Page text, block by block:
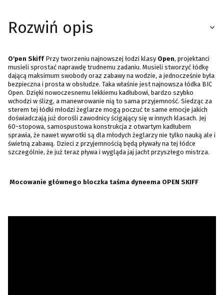
Rozwiń opis
O'pen Skiff Przy tworzeniu najnowszej łodzi klasy Open, projektanci
musieli sprostać naprawdę trudnemu zadaniu. Musieli stworzyć łódkę
dającą maksimum swobody oraz zabawy na wodzie, a jednocześnie była
bezpieczna i prosta w obsłudze. Taka właśnie jest najnowsza łódka BIC
Open. Dzięki nowoczesnemu lekkiemu kadłubowi, bardzo szybko
wchodzi w ślizg, a manewrowanie nią to sama przyjemność. Siedząc za
sterem tej łódki młodzi żeglarze mogą poczuć te same emocje jakich
doświadczają już dorośli zawodnicy ścigający się w innych klasach. Jej
60-stopowa, samospustowa konstrukcja z otwartym kadłubem
sprawia, że nawet wywrotki są dla młodych żeglarzy nie tylko nauką ale i
świetną zabawą. Dzieci z przyjemnością będą pływały na tej łódce
szczególnie, że już teraz pływa i wygląda jaj jacht przyszłego mistrza.
Mocowanie głównego bloczka taśma dyneema OPEN SKIFF